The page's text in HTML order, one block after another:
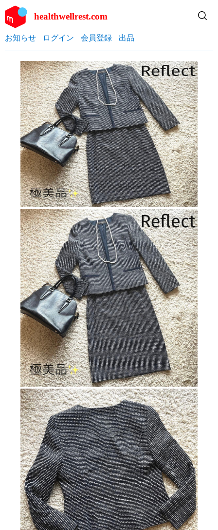
healthwellrest.com
お知らせ ログイン 会員登録 出品